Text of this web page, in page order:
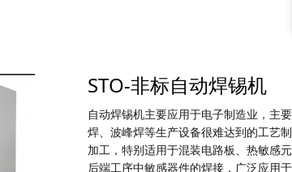
STO-非标自动焊锡机
自动焊锡机主要应用于电子制造业，主
焊、波峰焊等生产设备很难达到的工艺
加工，特别适用于混装电路板、热敏感
后端工序中敏感器件的焊接，广泛应用于